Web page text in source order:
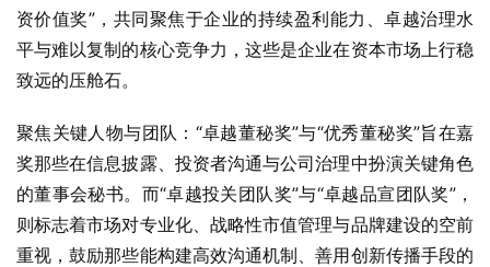
资价值奖”，共同聚焦于企业的持续盈利能力、卓越治理水
平与难以复制的核心竞争力，这些是企业在资本市场上行稳
致远的压舱石。
聚焦关键人物与团队：“卓越董秘奖”与“优秀董秘奖”旨在嘉
奖那些在信息披露、投资者沟通与公司治理中扮演关键角色
的董事会秘书。而“卓越投关团队奖”与“卓越品宣团队奖”，
则标志着市场对专业化、战略性市值管理与品牌建设的空前
重视，鼓励那些能构建高效沟通机制、善用创新传播手段的